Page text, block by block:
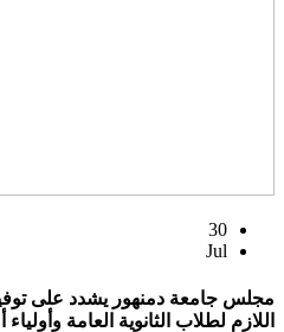
30
Jul
مجلس جامعة دمنهور يشدد على
اللازم لطلاب الثانوية العامة